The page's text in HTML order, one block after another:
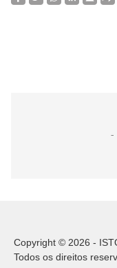
Copyright © 2026 -
Todos os direitos